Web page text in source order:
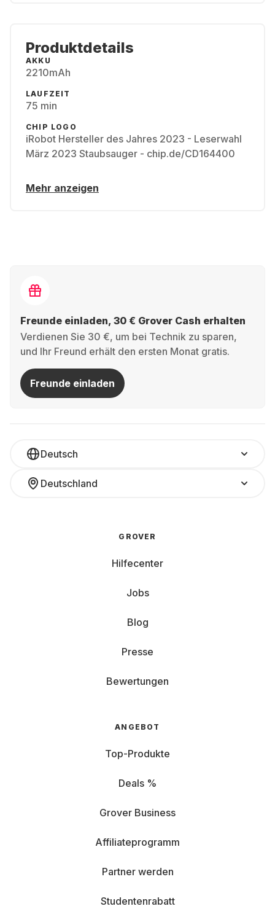
Produktdetails
AKKU
2210mAh
LAUFZEIT
75 min
CHIP LOGO
iRobot Hersteller des Jahres 2023 - Leserwahl
März 2023 Staubsauger - chip.de/CD164400
Mehr anzeigen
Freunde einladen, 30 € Grover Cash erhalten
Verdienen Sie 30 €, um bei Technik zu sparen,
und Ihr Freund erhält den ersten Monat gratis.
Freunde einladen
Deutsch
Deutschland
GROVER
Hilfecenter
Jobs
Blog
Presse
Bewertungen
ANGEBOT
Top-Produkte
Deals %
Grover Business
Affiliateprogramm
Partner werden
Studentenrabatt